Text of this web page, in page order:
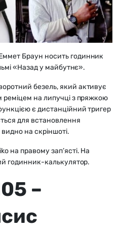
Браун носить годинник
«Назад у майбутнє».
безель, який активує
реміцем на липучці з пряжкою
є дистанційний тригер
для встановлення
на скріншоті.
на правому зап’ясті. На
годинник-калькулятор.
–